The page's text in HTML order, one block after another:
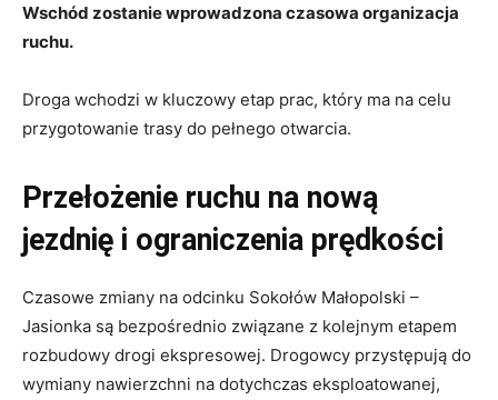
Wschód zostanie wprowadzona czasowa organizacja
ruchu.
Droga wchodzi w kluczowy etap prac, który ma na celu
przygotowanie trasy do pełnego otwarcia.
Przełożenie ruchu na nową
jezdnię i ograniczenia prędkości
Czasowe zmiany na odcinku Sokołów Małopolski –
Jasionka są bezpośrednio związane z kolejnym etapem
rozbudowy drogi ekspresowej. Drogowcy przystępują do
wymiany nawierzchni na dotychczas eksploatowanej,